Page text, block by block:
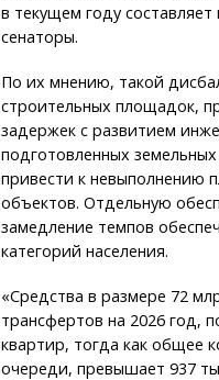
в текущем году
сенаторы.
По их мнению, такой
строительных площадок,
задержек с развитием
подготовленных
привести к невыполнению
объектов. Отдельную
замедление темпов
категорий населения.
«Средства в размере 72
трансфертов на 2026 год,
квартир, тогда как общее
очереди, превышает 937